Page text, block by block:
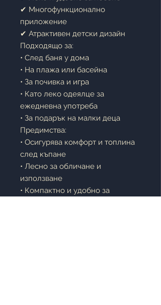
✔ Многофункционално
приложение
✔ Атрактивен детски дизайн
Подходящо за:
• След баня у дома
• На плажа или басейна
• За почивка и игра
• Като леко одеялце за
ежедневна употреба
• За подарък на малки деца
Предимства:
• Осигурява комфорт и топлина
след къпане
• Лесно за обличане и
използване
• Компактно и удобно за